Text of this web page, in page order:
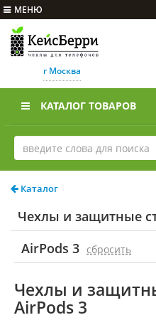
МЕНЮ
г Москва
КАТАЛОГ ТОВАРОВ
Каталог
Чехлы и защитные
AirPods 3 cбросить
Чехлы и
AirPods 3